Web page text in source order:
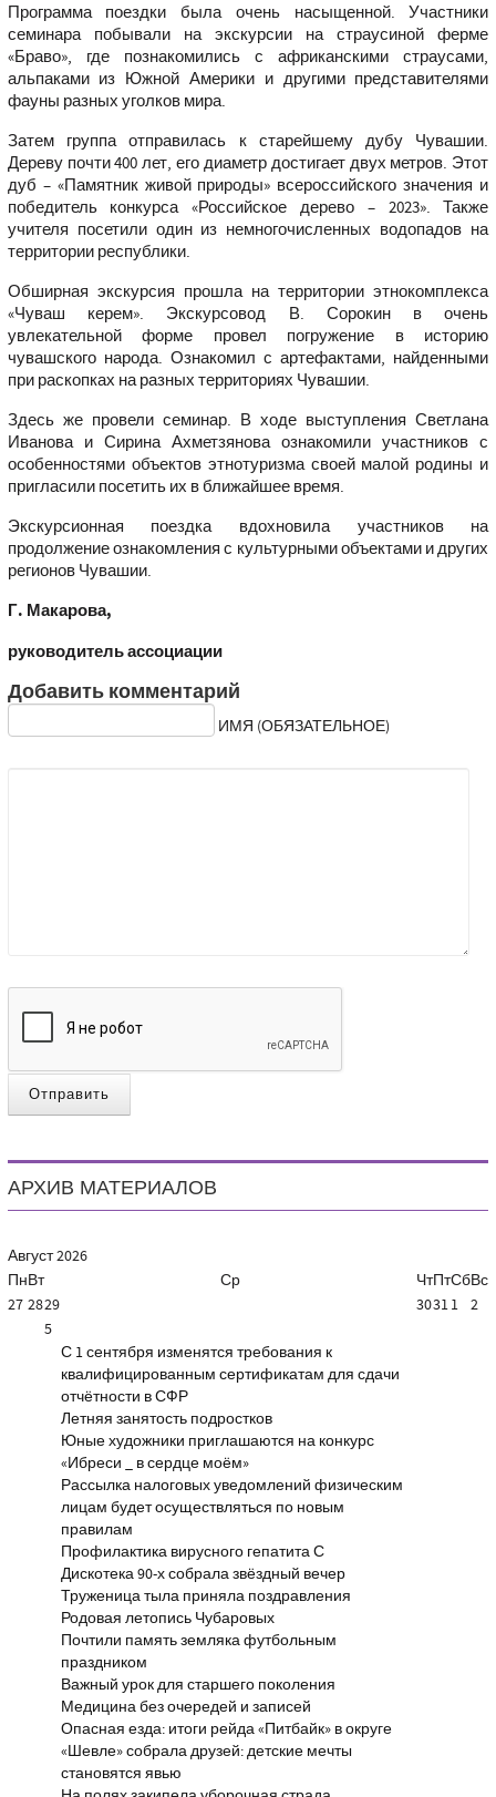
Программа поездки была очень насыщенной. Участники
семинара побывали на экскурсии на страусиной ферме
«Браво», где познакомились с африканскими страусами,
альпаками из Южной Америки и другими представителями
фауны разных уголков мира.
Затем группа отправилась к старейшему дубу Чувашии.
Дереву почти 400 лет, его диаметр достигает двух метров. Этот
дуб – «Памятник живой природы» всероссийского значения и
победитель конкурса «Российское дерево – 2023». Также
учителя посетили один из немногочисленных водопадов на
территории республики.
Обширная экскурсия прошла на территории этнокомплекса
«Чуваш керем». Экскурсовод В. Сорокин в очень
увлекательной форме провел погружение в историю
чувашского народа. Ознакомил с артефактами, найденными
при раскопках на разных территориях Чувашии.
Здесь же провели семинар. В ходе выступления Светлана
Иванова и Сирина Ахметзянова ознакомили участников с
особенностями объектов этнотуризма своей малой родины и
пригласили посетить их в ближайшее время.
Экскурсионная поездка вдохновила участников на
продолжение ознакомления с культурными объектами и других
регионов Чувашии.
Г. Макарова,
руководитель ассоциации
Добавить комментарий
ИМЯ (ОБЯЗАТЕЛЬНОЕ)
Отправить
АРХИВ МАТЕРИАЛОВ
Август2026
ПнВт Ср ЧтПтСбВс
27 2829 30311
2
5
С 1 сентября изменятся требования к
квалифицированным сертификатам для сдачи
отчётности в СФР
Летняя занятость подростков
Юные художники приглашаются на конкурс
«Ибреси _ в сердце моём»
Рассылка налоговых уведомлений физическим
лицам будет осуществляться по новым
правилам
Профилактика вирусного гепатита С
Дискотека 90-х собрала звёздный вечер
Труженица тыла приняла поздравления
Родовая летопись Чубаровых
Почтили память земляка футбольным
праздником
Важный урок для старшего поколения
Медицина без очередей и записей
Опасная езда: итоги рейда «Питбайк» в округе
«Шевле» собрала друзей: детские мечты
становятся явью